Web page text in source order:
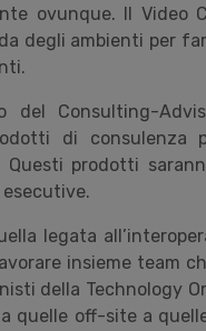
ovunque. Il Video
degli ambienti per
del Consulting-
di consulenza
Questi prodotti
legata
insieme team
della Technology
quelle off-site a